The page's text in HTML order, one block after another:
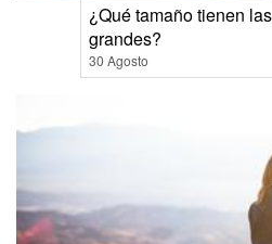
¿Qué tamaño tienen
grandes?
30 Agosto